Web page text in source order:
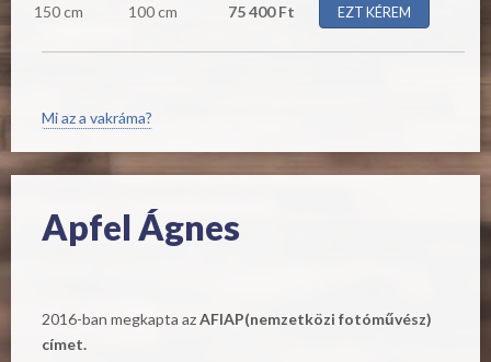
Apfel Ágnes
2016-ban megkapta azAFIAP(nemzetközi fotóművész)
címet.
150 cm 100 cm 75 400 Ft EZT KÉREM
Mi az a vakráma?